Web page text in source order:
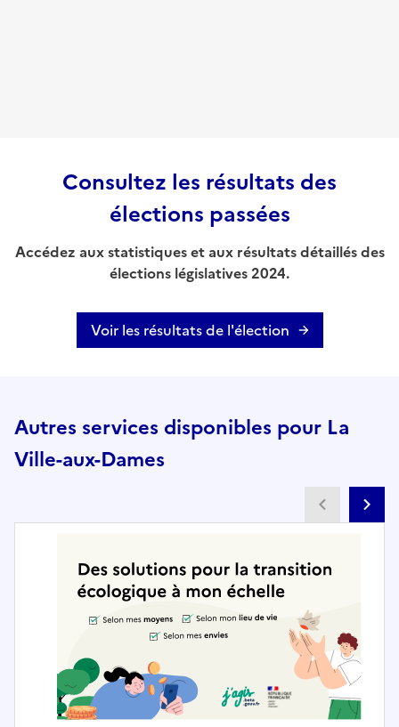
Consultez les résultats des
élections passées
Accédez aux statistiques et aux résultats détaillés des
élections législatives 2024.
Voir les résultats de l'élection
Autres services disponibles pour La
Ville-aux-Dames